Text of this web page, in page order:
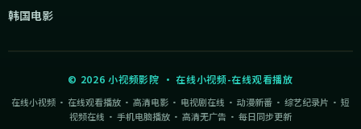
韩国电影
© 2026 小视频影院 ·在线小视频-在线观看播放
在线小视频 · 在线观看播放 · 高清电影 · 电视剧在线 · 动漫新番 · 综艺纪录片 · 短
视频在线 · 手机电脑播放 · 高清无广告 · 每日同步更新